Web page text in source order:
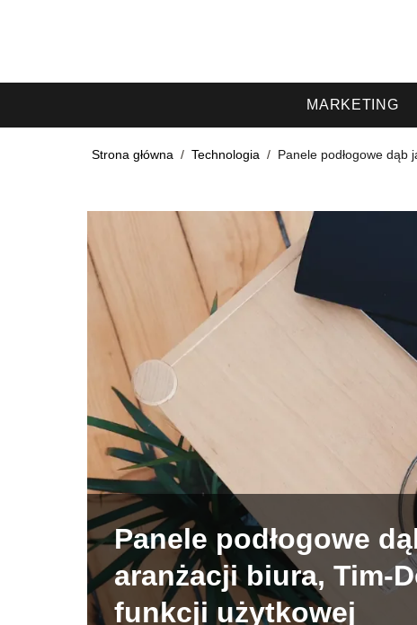
MARKETING
Strona główna / Technologia / Panele podłogowe dąb
Panele podłogowe
aranżacji biura, Tim-
funkcji użytkowej